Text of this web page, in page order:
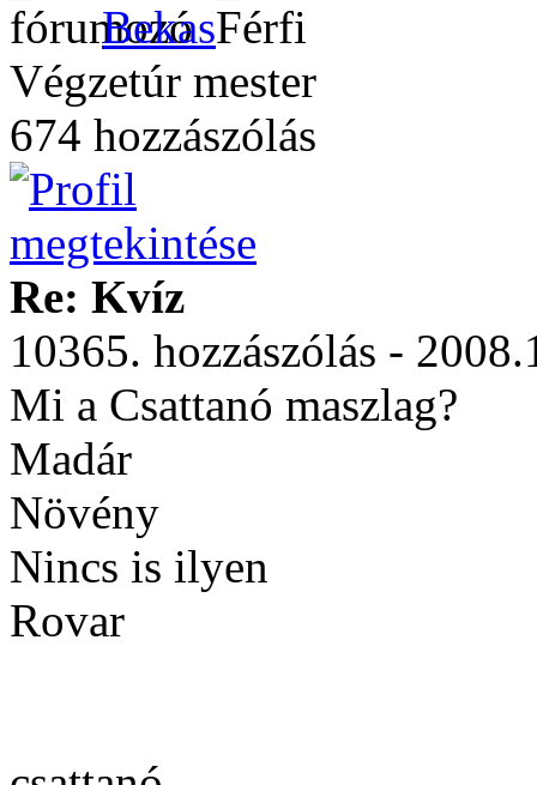
Bekas
Végzetúr mester
674 hozzászólás
Re: Kvíz
10365. hozzászólás -
Mi a Csattanó maszlag?
Madár
Növény
Nincs is ilyen
Rovar